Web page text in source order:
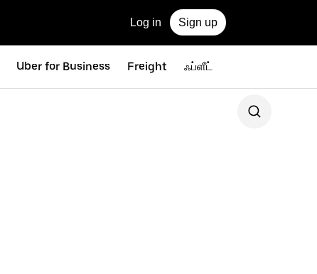
Log in Sign up
Uber for Business Freight ஃப்ளீட்